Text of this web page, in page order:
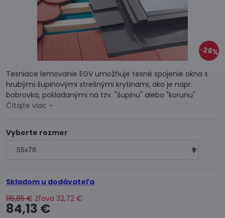
28%
Tesniace lemovanie EGV umožňuje tesné spojenie okna s
hrubými šupinovými strešnými krytinami, ako je napr.
bobrovka, pokladanými na tzv. "šupinu" alebo "korunu"
Čítajte viac
Vyberte rozmer
Skladom u dodávateľa
116,85 € Zľava 32,72 €
84,13 €